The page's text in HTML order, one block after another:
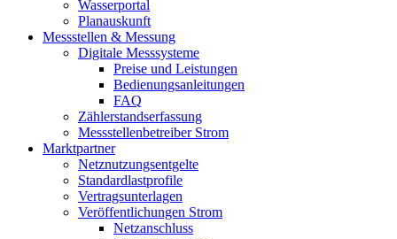
Wasserportal
Planauskunft
Messstellen & Messung
Digitale Messsysteme
Preise und Leistungen
Bedienungsanleitungen
FAQ
Zählerstandserfassung
Messstellenbetreiber Strom
Marktpartner
Netznutzungsentgelte
Standardlastprofile
Vertragsunterlagen
Veröffentlichungen Strom
Netzanschluss